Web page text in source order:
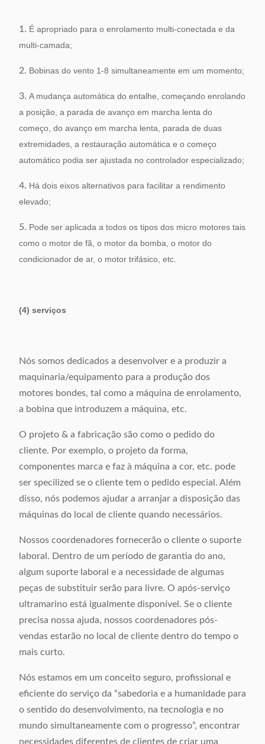
1. É apropriado para o enrolamento multi-conectada e da
multi-camada;
2. Bobinas do vento 1-8 simultaneamente em um momento;
3. A mudança automática do entalhe, começando enrolando
a posição, a parada de avanço em marcha lenta do
começo, do avanço em marcha lenta, parada de duas
extremidades, a restauração automática e o começo
automático podia ser ajustada no controlador especializado;
4. Há dois eixos alternativos para facilitar a rendimento
elevado;
5. Pode ser aplicada a todos os tipos dos micro motores tais
como o motor de fã, o motor da bomba, o motor do
condicionador de ar, o motor trifásico, etc.
(4) serviços
Nós somos dedicados a desenvolver e a produzir a
maquinaria/equipamento para a produção dos
motores bondes, tal como a máquina de enrolamento,
a bobina que introduzem a máquina, etc.
O projeto & a fabricação são como o pedido do
cliente. Por exemplo, o projeto da forma,
componentes marca e faz à máquina a cor, etc. pode
ser specilized se o cliente tem o pedido especial. Além
disso, nós podemos ajudar a arranjar a disposição das
máquinas do local de cliente quando necessários.
Nossos coordenadores fornecerão o cliente o suporte
laboral. Dentro de um período de garantia do ano,
algum suporte laboral e a necessidade de algumas
peças de substituir serão para livre. O após-serviço
ultramarino está igualmente disponível. Se o cliente
precisa nossa ajuda, nossos coordenadores pós-
vendas estarão no local de cliente dentro do tempo o
mais curto.
Nós estamos em um conceito seguro, profissional e
eficiente do serviço da “sabedoria e a humanidade para
o sentido do desenvolvimento, na tecnologia e no
mundo simultaneamente com o progresso”, encontrar
necessidades diferentes de clientes de criar uma